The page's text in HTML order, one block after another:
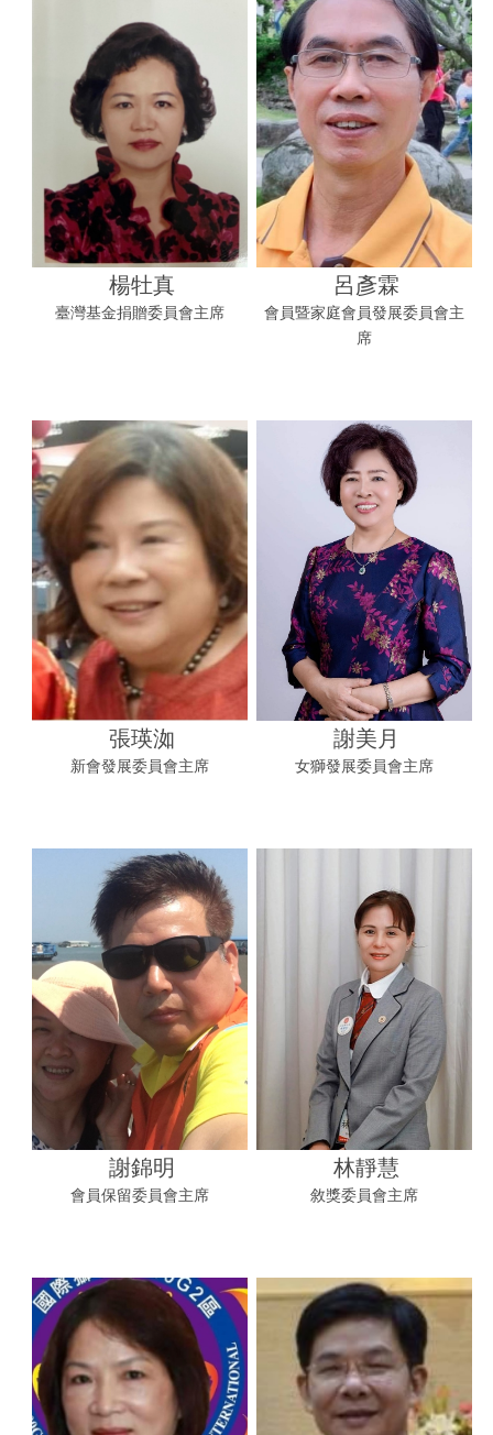
楊牡真
臺灣基金捐贈委員會主席
呂彥霖
會員暨家庭會員發展委員會主
席
張瑛洳
新會發展委員會主席
謝美月
女獅發展委員會主席
謝錦明
會員保留委員會主席
林靜慧
敘獎委員會主席